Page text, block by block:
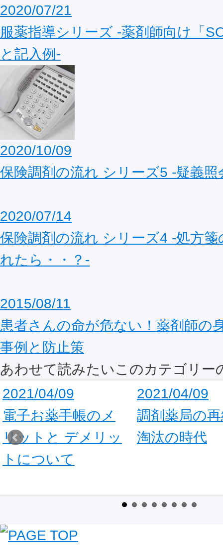
2020/07/21
服薬指導シリーズ ‐薬剤師向け「
と記入例‐
2020/10/09
保険調剤の流れ シリーズ5 ‐疑義照
2020/07/14
保険調剤の流れ シリーズ4 ‐処方
れたら・・？‐
2015/08/11
患者さんの命が危ない！薬剤師の
事例と防止策
あわせて読みたいこのカテゴリー
2021/04/09
電子お薬手帳のメ
リットと デメリッ
トについて
2021/04/09
調剤薬局の
淘汰の時代